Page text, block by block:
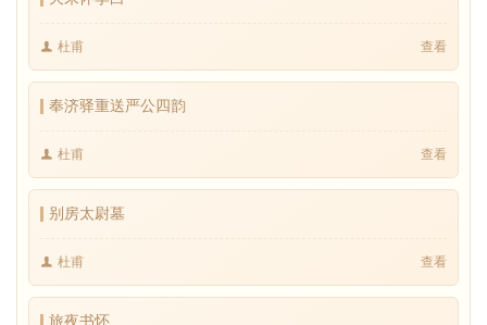
杜甫 查看
奉济驿重送严公四韵
杜甫 查看
别房太尉墓
杜甫 查看
旅夜书怀